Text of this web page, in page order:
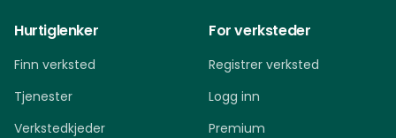
Hurtiglenker
Finn verksted
Tjenester
Verkstedkjeder
For verksteder
Registrer verksted
Logg inn
Premium